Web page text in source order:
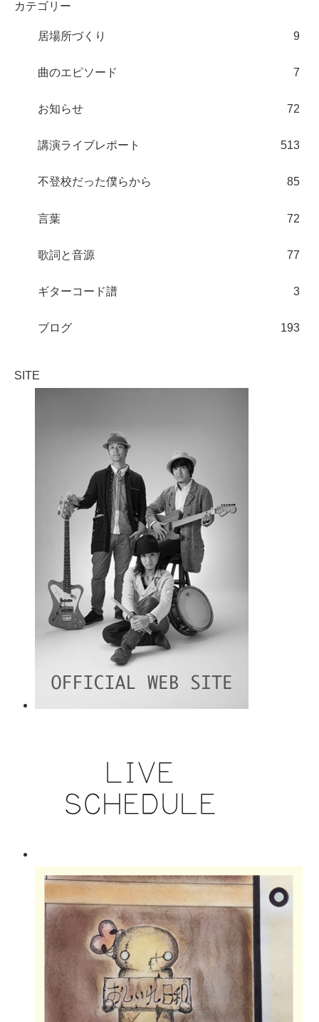
カテゴリー
居場所づくり 9
曲のエピソード 7
お知らせ 72
講演ライブレポート 513
不登校だった僕らから 85
言葉 72
歌詞と音源 77
ギターコード譜 3
ブログ 193
SITE